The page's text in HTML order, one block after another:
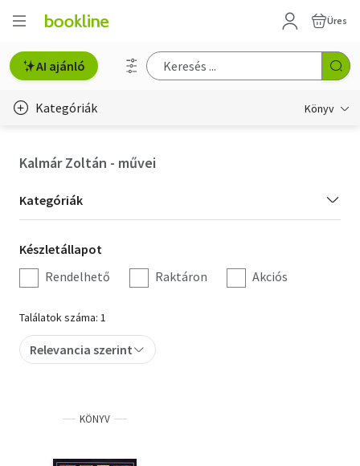
Üres
AI ajánló
Kategóriák Könyv
Hobbi, szabadidő
Irodalom
Művészet
Szakkönyv
Tankönyv, segédkönyv
Társadalomtudomány
Kalmár Zoltán - művei
Kategória
szűrés
Kategóriák
Készletállapot
szűrés
Készletállapot
Rendelhető
Raktáron Akciós
Találatok száma: 1
Relevancia szerint
KÖNYV